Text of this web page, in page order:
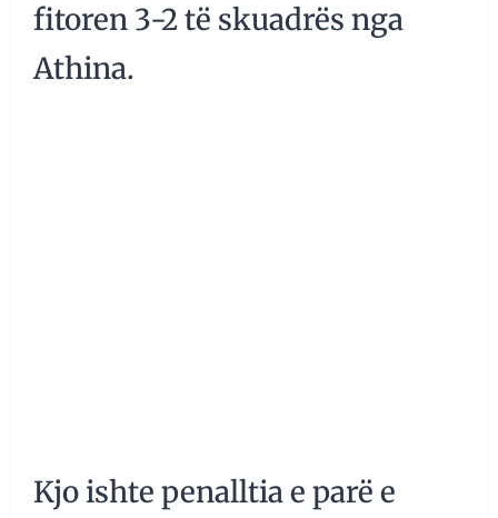
fitoren 3-2 të skuadrës nga
Athina.
Kjo ishte penalltia e parë e